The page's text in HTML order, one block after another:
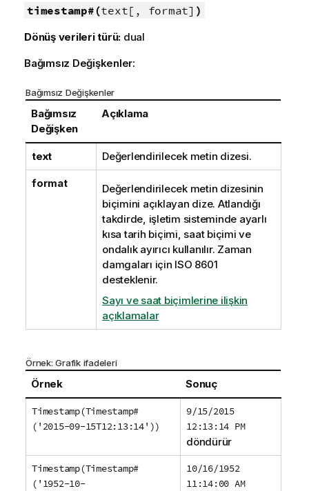
timestamp#(text[, format] )
Dönüş verileri türü: dual
Bağımsız Değişkenler:
Bağımsız Değişkenler
Bağımsız
Değişken
Açıklama
text Değerlendirilecek metin dizesi.
format
Değerlendirilecek metin dizesinin
biçimini açıklayan dize. Atlandığı
takdirde, işletim sisteminde ayarlı
kısa tarih biçimi, saat biçimi ve
ondalık ayırıcı kullanılır. Zaman
damgaları için ISO 8601
desteklenir.
Sayı ve saat biçimlerine ilişkin
açıklamalar
Örnek: Grafik ifadeleri
Örnek Sonuç
Timestamp(Timestamp#
('2015-09-15T12:13:14'))
9/15/2015
12:13:14 PM
döndürür
Timestamp(Timestamp#
('1952-10-
10/16/1952
11:14:00 AM